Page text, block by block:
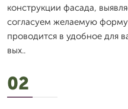
конструкции фасада,
согласуем желаемую
проводится в удобное для
вых..
02